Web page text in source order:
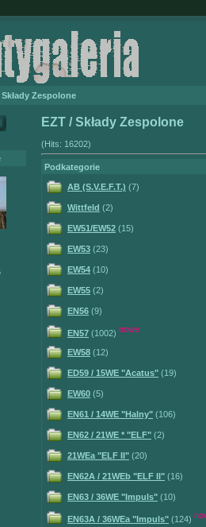
Składy Zespolone
EZT / Składy Zespolone
(Hits: 16202)
Podkategorie
AB (S.V.E.F.T.) (7)
Wittfeld (2)
EW51/EW52 (15)
EW53 (23)
EW54 (10)
EW55 (2)
EN56 (9)
EN57 (1002) nowe
EW58 (12)
ED59 / 15WE "Acatus" (19)
EW60 (5)
EN61 / 14WE "Halny" (106)
EN62 / 21WE * "ELF" (2)
21WEa "ELF II" (20)
EN62A / 21WEb "ELF II" (16)
EN63 / 36WE "Impuls" (10)
EN63A / 36WEa "Impuls" (124)